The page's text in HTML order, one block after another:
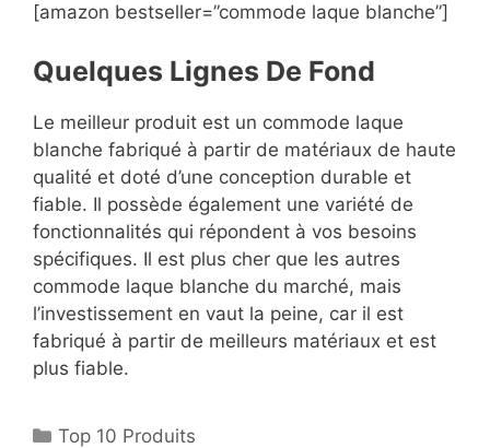
[amazon bestseller=”commode laque blanche”]
Quelques Lignes De Fond
Le meilleur produit est un commode laque
blanche fabriqué à partir de matériaux de haute
qualité et doté d’une conception durable et
fiable. Il possède également une variété de
fonctionnalités qui répondent à vos besoins
spécifiques. Il est plus cher que les autres
commode laque blanche du marché, mais
l’investissement en vaut la peine, car il est
fabriqué à partir de meilleurs matériaux et est
plus fiable.
Top 10 Produits